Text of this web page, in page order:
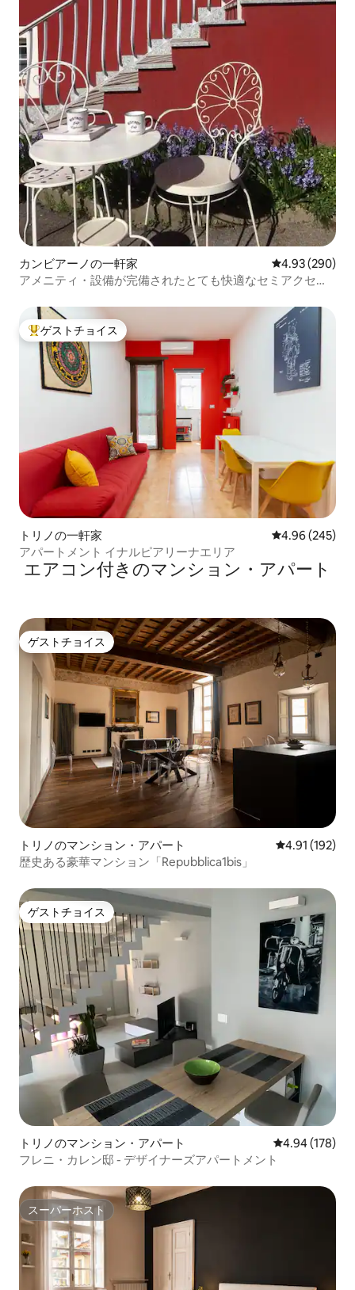
カンビアーノの一軒家 レビュー290
4.93 (290)
アメニティ・設備が完備されたとても快適なセミアクセス
大好評のゲストチョイスです。
ゲストチョイス
トリノの一軒家 レビュー245
4.96 (245)
アパートメント イナルピアリーナエリア
エアコン付きのマンション・アパート
ゲストチョイス
ゲストチョイス
トリノのマンション・アパート レビュー192
4.91 (192)
歴史ある豪華マンション「Repubblica1bis」
ゲストチョイス
ゲストチョイス
トリノのマンション・アパート レビュー178
4.94 (178)
フレニ・カレン邸 - デザイナーズアパートメント
スーパーホスト
スーパーホスト